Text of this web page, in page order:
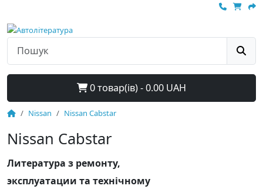
0 товар(ів) - 0.00 UAH
Nissan Nissan Cabstar
Nissan Cabstar
Литература з ремонту,
эксплуатации та технічному